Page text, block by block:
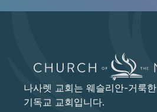
나사렛 교회는 웨슬리안-거룩
기독교 교회입니다.